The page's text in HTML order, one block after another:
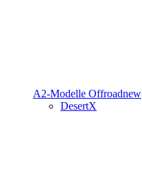
A2-Modelle Offroadnew
DesertX